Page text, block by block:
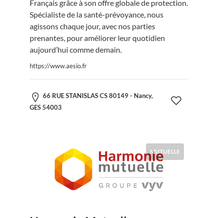
Français grâce à son offre globale de protection.
Spécialiste de la santé-prévoyance, nous
agissons chaque jour, avec nos parties
prenantes, pour améliorer leur quotidien
aujourd’hui comme demain.
https://www.aesio.fr
66 RUE STANISLAS CS 80149 - Nancy,
GES 54003
MUTUELLE